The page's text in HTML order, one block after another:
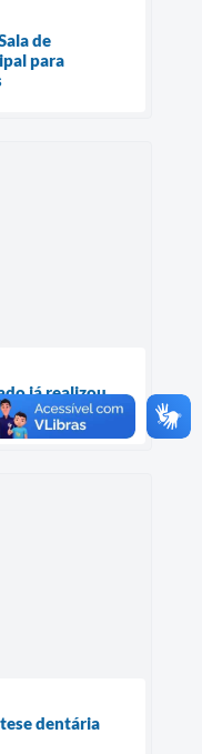
de
para
já realizou
2025 e 2026
dentária